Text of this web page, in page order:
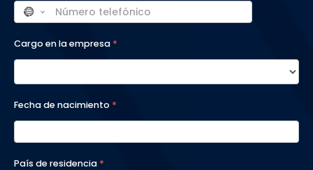
Cargo en la empresa *
Fecha de nacimiento *
País de residencia *